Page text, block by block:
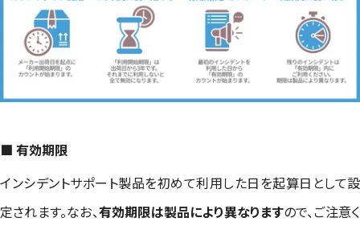
■ 有効期限
インシデントサポート製品を初めて利用した日を起算日として設
定されます。なお、有効期限は製品により異なりますので、ご注意く